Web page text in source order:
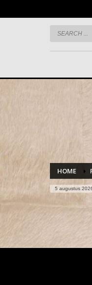
HOME
5 augustus